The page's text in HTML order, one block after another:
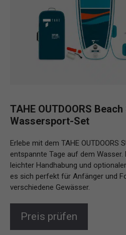
TAHE OUTDOORS Beach
Wassersport-Set
Erlebe mit dem TAHE OUTDOORS
entspannte Tage auf dem Wasser.
leichter Handhabung und
es sich perfekt für Anfänger und
verschiedene Gewässer.
Preis prüfen